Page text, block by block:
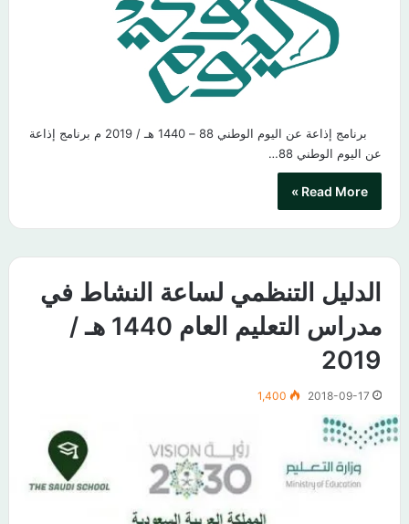
برنامج إذاعة عن اليوم الوطني 88 – 1440 هـ / 2019 م برنامج إذاعة
عن اليوم الوطني 88…
Read More »
الدليل التنظمي لساعة النشاط في
مدراس التعليم العام 1440 هـ /
2019
2018-09-17
1,400